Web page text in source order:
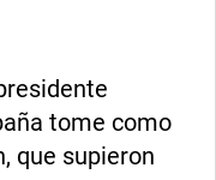
tome como
que supieron